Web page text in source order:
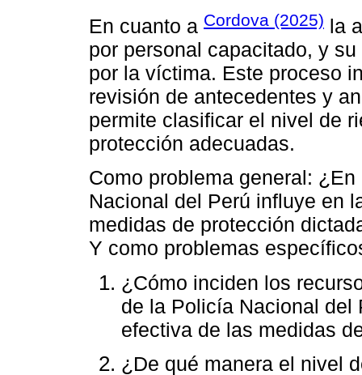
En cuanto a Cordova (2025) la
por personal capacitado, y
por la víctima. Este proceso
revisión de antecedentes y
permite clasificar el nivel de
protección adecuadas.
Como problema general:
Nacional del Perú influye en
medidas de protección
Y como problemas
¿Cómo inciden los
de la Policía Nacional del
efectiva de las medidas
¿De qué manera el nivel